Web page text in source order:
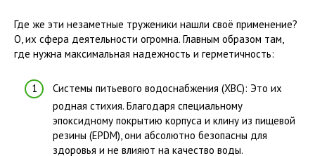
Где же эти незаметные труженики нашли своё применение?
О, их сфера деятельности огромна. Главным образом там,
где нужна максимальная надежность и герметичность:
Системы питьевого водоснабжения (ХВС): Это их
родная стихия. Благодаря специальному
эпоксидному покрытию корпуса и клину из пищевой
резины (EPDM), они абсолютно безопасны для
здоровья и не влияют на качество воды.